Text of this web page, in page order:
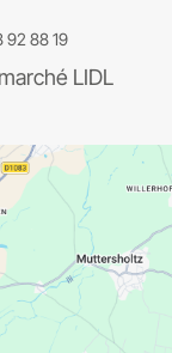
92 88 19
LIDL